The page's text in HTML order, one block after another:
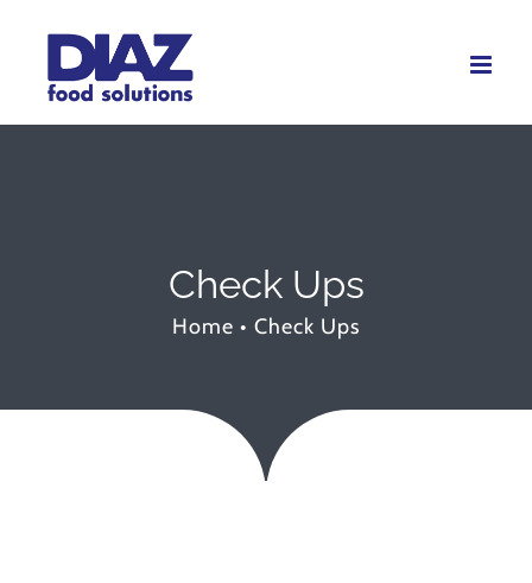
content
Check Ups
Home • Check Ups